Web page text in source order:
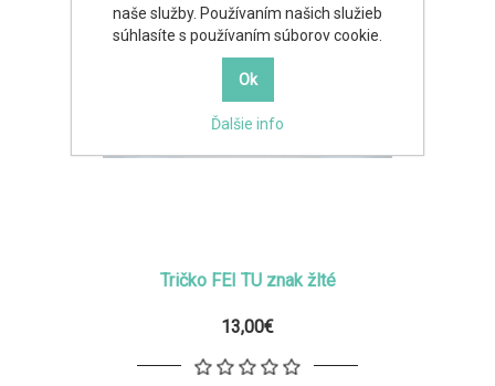
Tričko FEI TU znak žlté
13,00€
naše služby. Používaním našich služieb
súhlasíte s používaním súborov cookie.
Ďalšie info